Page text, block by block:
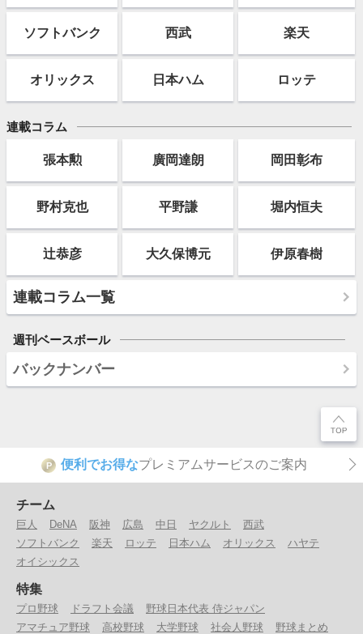
ソフトバンク 西武 楽天
オリックス 日本ハム ロッテ
連載コラム
張本勲 廣岡達朗 岡田彰布
野村克也 平野謙 堀内恒夫
辻恭彦 大久保博元 伊原春樹
連載コラム一覧
週刊ベースボール
バックナンバー
P 便利でお得なプレミアムサービスのご案内
チーム
巨人 DeNA 阪神 広島 中日 ヤクルト
西武
ソフトバンク
楽天 ロッテ 日本ハム オリックス
ハヤテ
オイシックス
特集
プロ野球 ドラフト会議
野球日本代表 侍ジャパン
アマチュア野球
高校野球 大学野球 社会人野球 野球まとめ